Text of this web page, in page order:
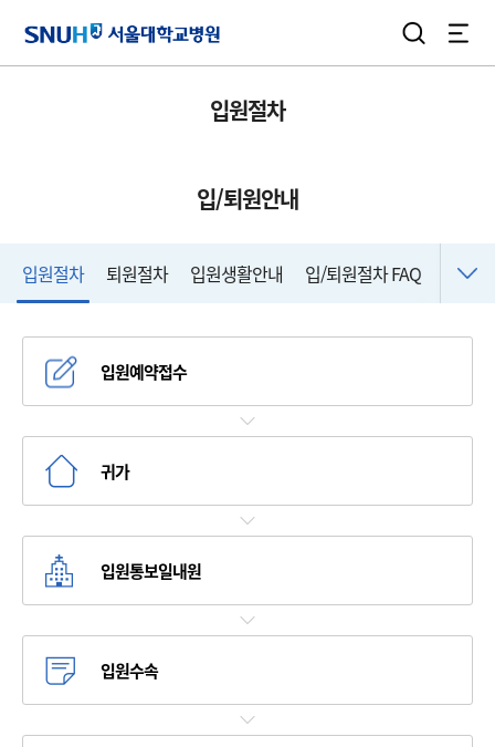
검색
입원절차
입/퇴원안내
입원절차 퇴원절차 입원생활안내 입/퇴원절차 FAQ
입원예약접수
귀가
입원통보일내원
입원수속